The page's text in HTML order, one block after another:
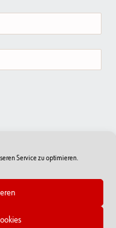
Service zu optimieren.